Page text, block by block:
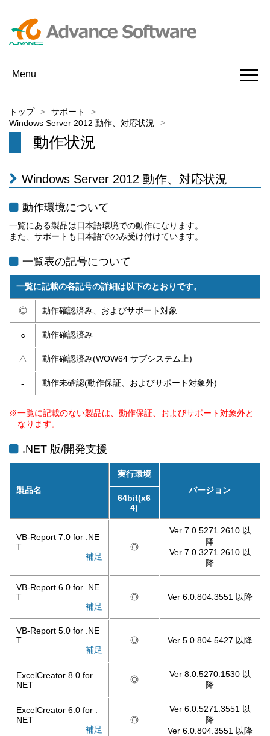
Menu
トップ
サポート
Windows Server 2012 動作、対応状況
動作状況
Windows Server 2012 動作、対応状況
動作環境について
一覧にある製品は日本語環境での動作になります。
また、サポートも日本語でのみ受け付けています。
一覧表の記号について
一覧に記載の各記号の詳細は以下のとおりです。
◎ 動作確認済み、およびサポート対象
○ 動作確認済み
△ 動作確認済み(WOW64 サブシステム上)
- 動作未確認(動作保証、およびサポート対象外)
※一覧に記載のない製品は、動作保証、およびサポート対象外と
なります。
.NET 版/開発支援
製品名
実行環境
バージョン
64bit(x6
4)
VB-Report 7.0 for .NE
T
補足
◎
Ver 7.0.5271.2610 以
降
Ver 7.0.3271.2610 以
降
VB-Report 6.0 for .NE
T
補足
◎ Ver 6.0.804.3551 以降
VB-Report 5.0 for .NE
T
補足
◎ Ver 5.0.804.5427 以降
ExcelCreator 8.0 for .
NET
◎
Ver 8.0.5270.1530 以
降
ExcelCreator 6.0 for .
NET
補足
◎
Ver 6.0.5271.3551 以
降
Ver 6.0.804.3551 以降